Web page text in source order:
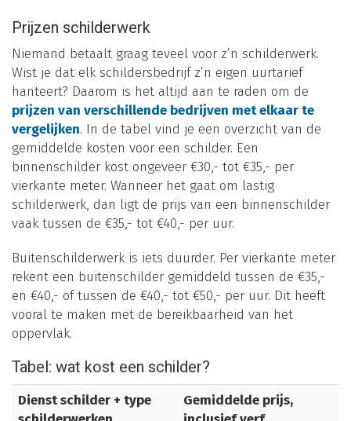
Prijzen schilderwerk
Niemand betaalt graag teveel voor z’n schilderwerk.
Wist je dat elk schildersbedrijf z’n eigen uurtarief
hanteert? Daarom is het altijd aan te raden om de
prijzen van verschillende bedrijven met elkaar te
vergelijken. In de tabel vind je een overzicht van de
gemiddelde kosten voor een schilder. Een
binnenschilder kost ongeveer €30,- tot €35,- per
vierkante meter. Wanneer het gaat om lastig
schilderwerk, dan ligt de prijs van een binnenschilder
vaak tussen de €35,- tot €40,- per uur.
Buitenschilderwerk is iets duurder. Per vierkante meter
rekent een buitenschilder gemiddeld tussen de €35,-
en €40,- of tussen de €40,- tot €50,- per uur. Dit heeft
vooral te maken met de bereikbaarheid van het
oppervlak.
Tabel: wat kost een schilder?
Dienst schilder + type
Gemiddelde prijs,